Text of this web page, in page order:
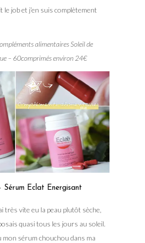
le job et j’en suis complètement
alimentaires Soleil de
– 60comprimés environ 24€
Sérum Eclat Energisant
très vite eu la peau plutôt sèche,
quasi tous les jours au soleil.
mon sérum chouchou dans ma